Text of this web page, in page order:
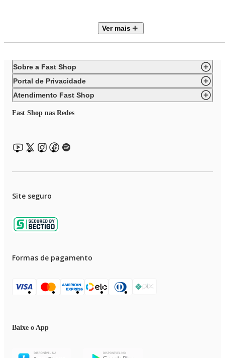
convenientemente na máquina de lavar louça.
Ver mais
Sobre a Fast Shop
Portal de Privacidade
Atendimento Fast Shop
Fast Shop nas Redes
Site seguro
Formas de pagamento
Baixe o App